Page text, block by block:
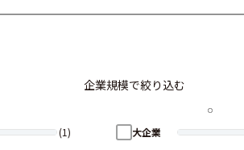
(1)
企業規模で絞り込む
大企業